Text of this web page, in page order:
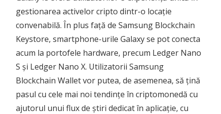
gestionarea activelor cripto dintr-o locație
convenabilă. În plus față de Samsung Blockchain
Keystore, smartphone-urile Galaxy se pot conecta
acum la portofele hardware, precum Ledger Nano
S și Ledger Nano X. Utilizatorii Samsung
Blockchain Wallet vor putea, de asemenea, să țină
pasul cu cele mai noi tendințe în criptomonedă cu
ajutorul unui flux de știri dedicat în aplicație, cu